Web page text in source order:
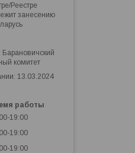
Реестре
занесению
Барановичский
комитет
13.03.2024
работы
19:00
19:00
19:00